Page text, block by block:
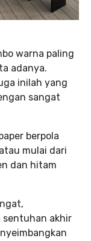
warna paling
adanya.
inilah yang
sangat
berpola
mulai dari
dan hitam
sentuhan akhir